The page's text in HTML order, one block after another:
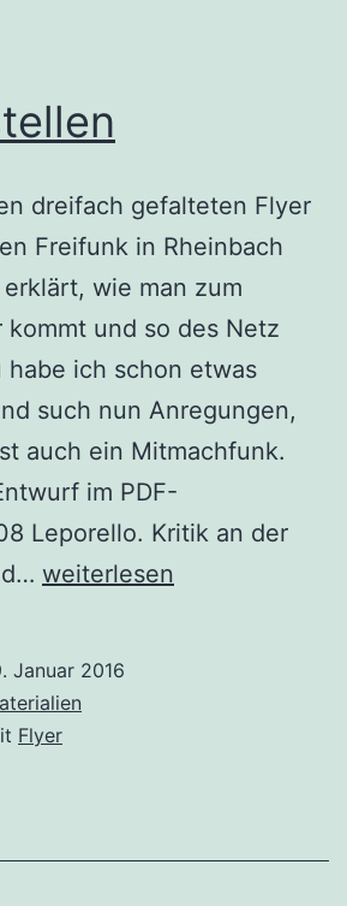
dreifach gefalteten Flyer
Freifunk in Rheinbach
wie man zum
kommt und so des Netz
ich schon etwas
such nun Anregungen,
auch ein Mitmachfunk.
im PDF-
Leporello. Kritik an der
Flyer
weiterlesen
Januar 2016
Flyer